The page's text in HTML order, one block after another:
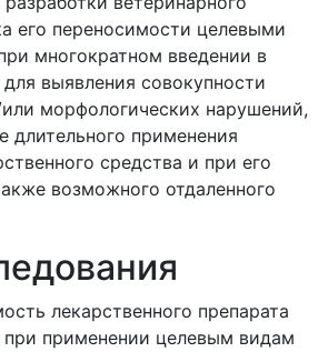
его переносимости целевыми
многократном введении в
выявления совокупности
морфологических нарушений,
длительного применения
средства и при его
возможного отдаленного
лекарственного препарата
при применении целевым видам